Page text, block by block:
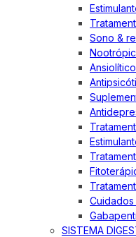
Sono &
SISTEMA